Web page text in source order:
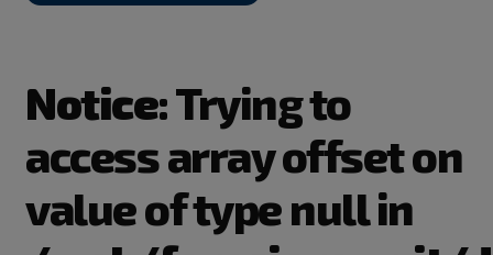
Notice: Trying to
access array offset on
value of type null in